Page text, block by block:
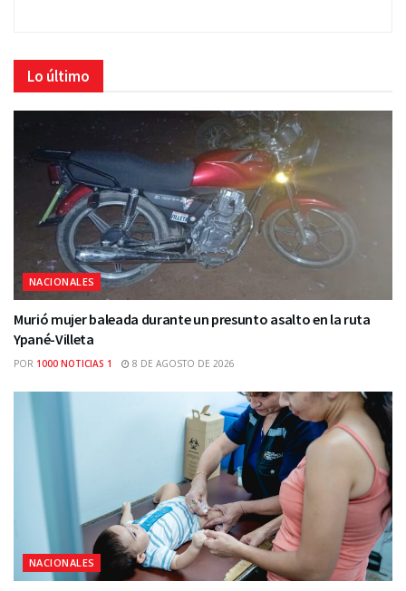
Lo último
NACIONALES
Murió mujer baleada durante un presunto asalto en la ruta
Ypané-Villeta
POR 1000 NOTICIAS 1 8 DE AGOSTO DE 2026
NACIONALES